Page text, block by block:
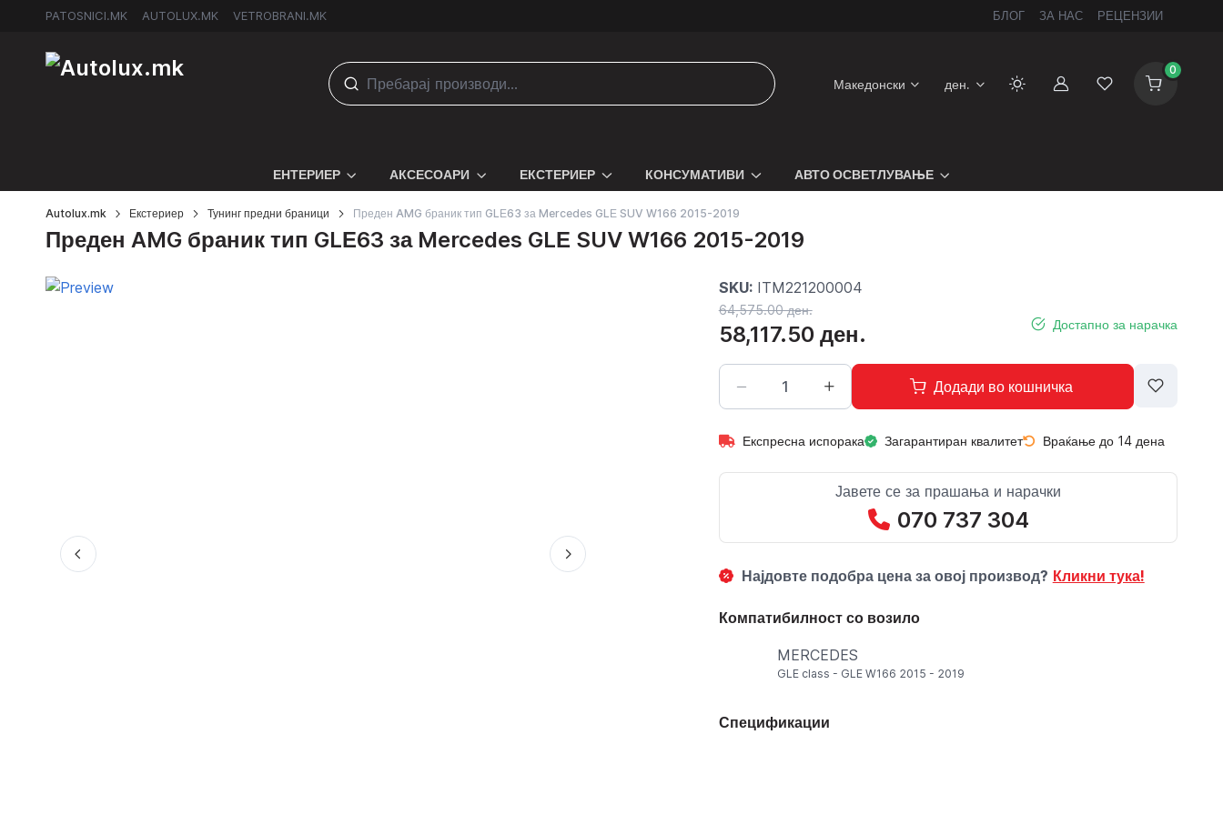
PATOSNICI.MK AUTOLUX.MK VETROBRANI.MK БЛОГ ЗА НАС РЕЦЕНЗИИ
Македонски ден. СметкаЛиста на желби
0
ЕНТЕРИЕР АКСЕСОАРИ ЕКСТЕРИЕР КОНСУМАТИВИ АВТО ОСВЕТЛУВАЊЕ
Autolux.mk Екстериер Тунинг предни браници Преден AMG браник тип GLЕ63 за Mercedes GLЕ SUV W166 2015-2019
Преден AMG браник тип GLЕ63 за Mercedes GLЕ SUV W166 2015-2019
SKU:ITM221200004
64,575.00 ден.
58,117.50 ден. Достапно за нарачка
Додади во кошничка
Експресна испорака Загарантиран квалитет Враќање до 14 дена
Јавете се за прашања и нарачки
070 737 304
Најдовте подобра цена за овој производ? Кликни тука!
Компатибилност со возило
MERCEDES
GLE class - GLE W166 2015 - 2019
Спецификации